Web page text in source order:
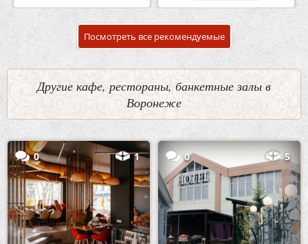
Посмотреть все рекомендуемые
Другие кафе, рестораны, банкетные залы в
Воронеже
0 1 0 5